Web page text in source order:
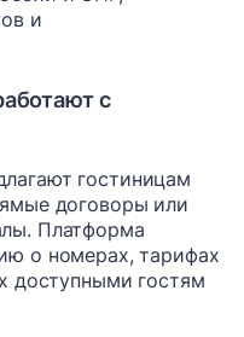
и
с
гостиницам
договоры или
Платформа
о номерах, тарифах
доступными гостям